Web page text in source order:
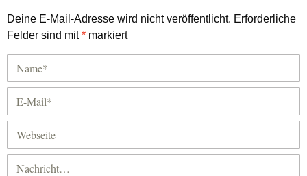
Deine E-Mail-Adresse wird nicht veröffentlicht. Erforderliche
Felder sind mit* markiert